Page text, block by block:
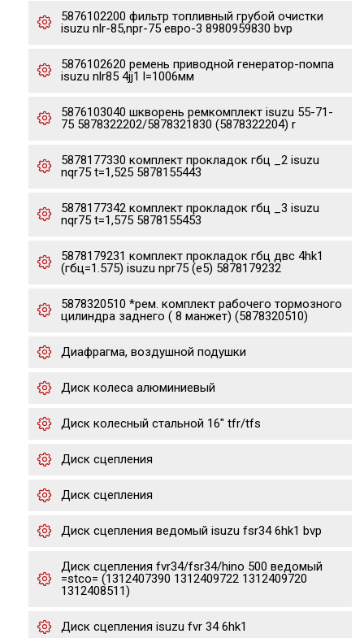
5876102200 фильтр топливный грубой очистки
isuzu nlr-85,npr-75 евро-3 8980959830 bvp
5876102620 ремень приводной генератор-помпа
isuzu nlr85 4jj1 l=1006мм
5876103040 шкворень ремкомплект isuzu 55-71-
75 5878322202/5878321830 (5878322204) r
5878177330 комплект прокладок гбц _2 isuzu
nqr75 t=1,525 5878155443
5878177342 комплект прокладок гбц _3 isuzu
nqr75 t=1,575 5878155453
5878179231 комплект прокладок гбц двс 4hk1
(гбц=1.575) isuzu npr75 (e5) 5878179232
5878320510 *рем. комплект рабочего тормозного
цилиндра заднего ( 8 манжет) (5878320510)
Диафрагма, воздушной подушки
Диск колеса алюминиевый
Диск колесный стальной 16" tfr/tfs
Диск сцепления
Диск сцепления
Диск сцепления ведомый isuzu fsr34 6hk1 bvp
Диск сцепления fvr34/fsr34/hino 500 ведомый
=stco= (1312407390 1312409722 1312409720
1312408511)
Диск сцепления isuzu fvr 34 6hk1